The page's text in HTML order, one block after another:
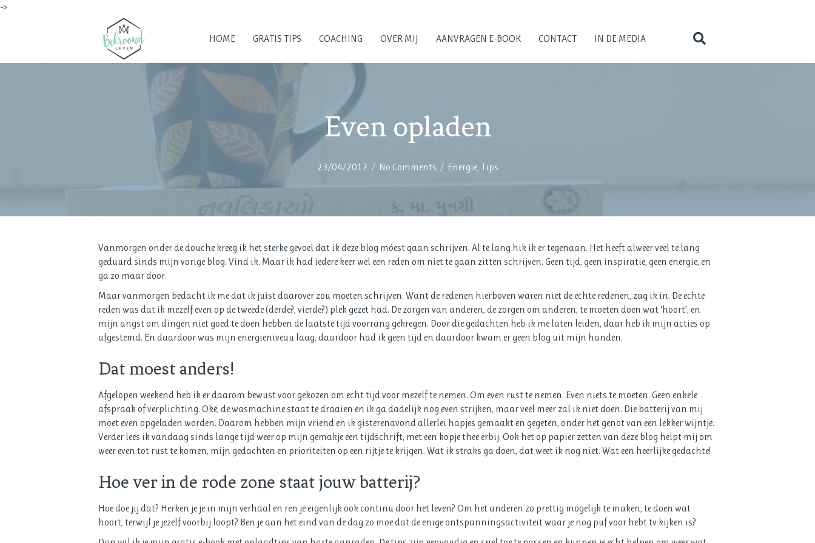
->
HOME GRATIS TIPS COACHING OVER MIJ AANVRAGEN E-BOOK CONTACT IN DE MEDIA
Even opladen
23/04/2017 / No Comments / Energie, Tips
Vanmorgen onder de douche kreeg ik het sterke gevoel dat ik deze blog móest gaan schrijven. Al te lang hik ik er tegenaan. Het heeft alweer veel te lang
geduurd sinds mijn vorige blog. Vind ik. Maar ik had iedere keer wel een reden om niet te gaan zitten schrijven. Geen tijd, geen inspiratie, geen energie, en
ga zo maar door.
Maar vanmorgen bedacht ik me dat ik juist daarover zou moeten schrijven. Want de redenen hierboven waren niet de echte redenen, zag ik in. De echte
reden was dat ik mezelf even op de tweede (derde?, vierde?) plek gezet had. De zorgen van anderen, de zorgen om anderen, te moeten doen wat ‘hoort’, en
mijn angst om dingen niet goed te doen hebben de laatste tijd voorrang gekregen. Door die gedachten heb ik me laten leiden, daar heb ik mijn acties op
afgestemd. En daardoor was mijn energieniveau laag, daardoor had ik geen tijd en daardoor kwam er geen blog uit mijn handen.
Dat moest anders!
Afgelopen weekend heb ik er daarom bewust voor gekozen om echt tijd voor mezelf te nemen. Om even rust te nemen. Even niets te moeten. Geen enkele
afspraak of verplichting. Oké, de wasmachine staat te draaien en ik ga dadelijk nog even strijken, maar veel meer zal ik niet doen. Die batterij van mij
moet even opgeladen worden. Daarom hebben mijn vriend en ik gisterenavond allerlei hapjes gemaakt en gegeten, onder het genot van een lekker wijntje.
Verder lees ik vandaag sinds lange tijd weer op mijn gemakje een tijdschrift, met een kopje thee erbij. Ook het op papier zetten van deze blog helpt mij om
weer even tot rust te komen, mijn gedachten en prioriteiten op een rijtje te krijgen. Wat ik straks ga doen, dat weet ik nog niet. Wat een heerlijke gedachte!
Hoe ver in de rode zone staat jouw batterij?
Hoe doe jij dat? Herken je je in mijn verhaal en ren je eigenlijk ook continu door het leven? Om het anderen zo prettig mogelijk te maken, te doen wat
hoort, terwijl je jezelf voorbij loopt? Ben je aan het eind van de dag zo moe dat de enige ontspanningsactiviteit waar je nog puf voor hebt tv kijken is?